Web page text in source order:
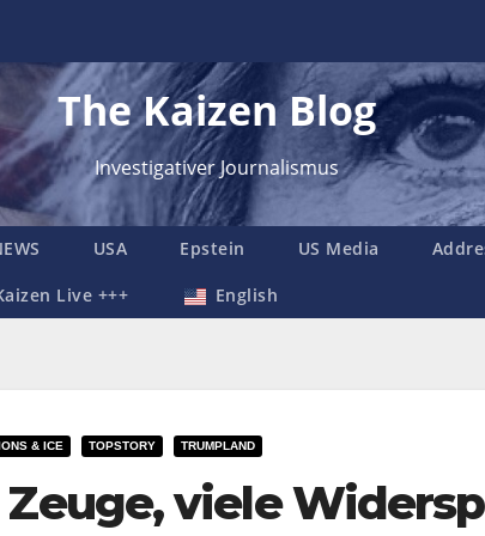
The Kaizen Blog
Investigativer Journalismus
USA Epstein US Media
Live +++ English
& ICE TOPSTORY TRUMPLAND
Zeuge, viele